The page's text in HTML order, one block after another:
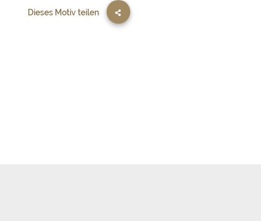
Dieses Motiv teilen